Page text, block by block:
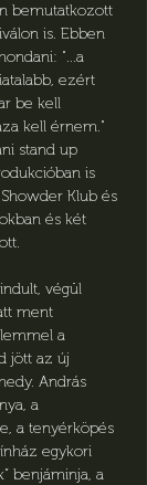
bemutatkozott
is. Ebben
"...a
ezért
be kell
kell érnem."
stand up
is
Klub és
és két
végül
ment
a
jött az új
András
a
a tenyérköpés
egykori
benjáminja, a